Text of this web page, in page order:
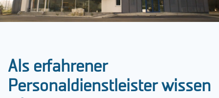
Als erfahrener
Personaldienstleister wissen